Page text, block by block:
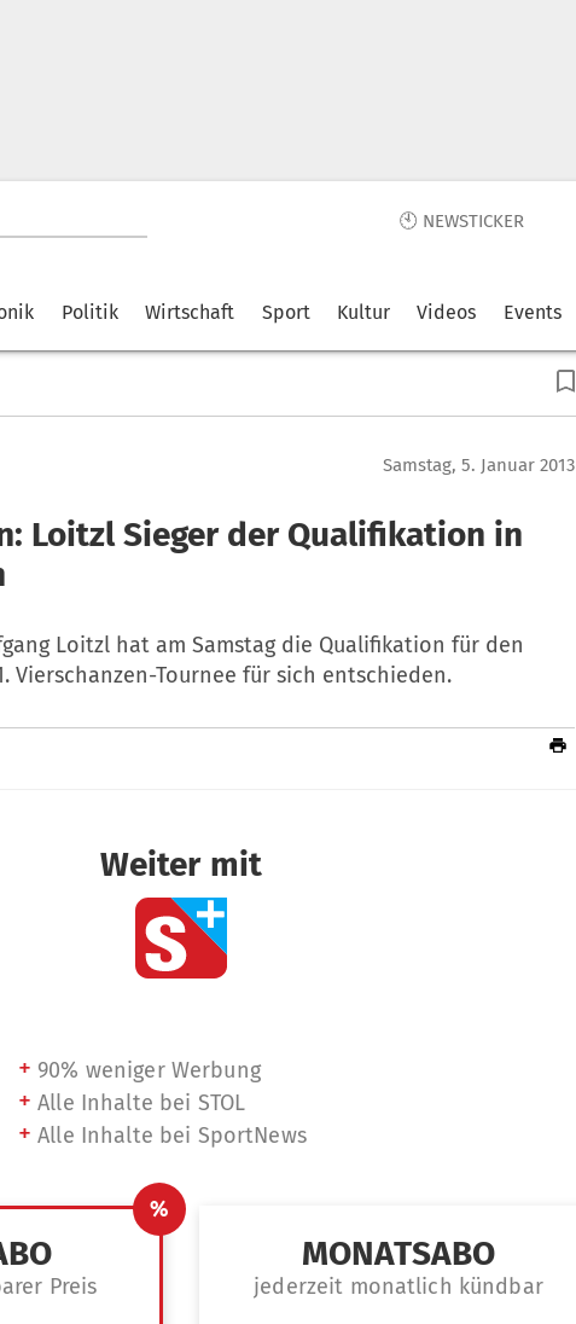
🕙 NEWSTICKER
Politik Wirtschaft Sport Kultur Videos Events
Samstag, 5. Januar 2013
Loitzl Sieger der Qualifikation in
Loitzl hat am Samstag die Qualifikation für den
Vierschanzen-Tournee für sich entschieden.